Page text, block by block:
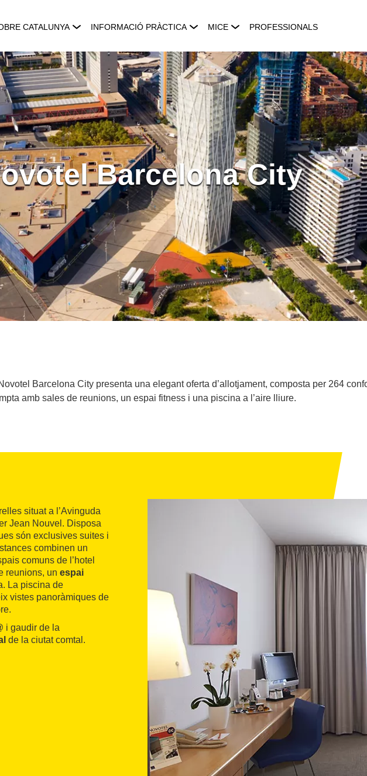
CATALUNYA INFORMACIÓ PRÀCTICA MICE PROFESSIONALS
Barcelona City
Barcelona City presenta una elegant oferta d’allotjament, composta per 264
amb sales de reunions, un espai fitness i una piscina a l’aire lliure.
situat a l’Avinguda
Jean Nouvel. Disposa
són exclusives suites i
combinen un
comuns de l’hotel
reunions, un espai
La piscina de
vistes panoràmiques de
i gaudir de la
de la ciutat comtal.